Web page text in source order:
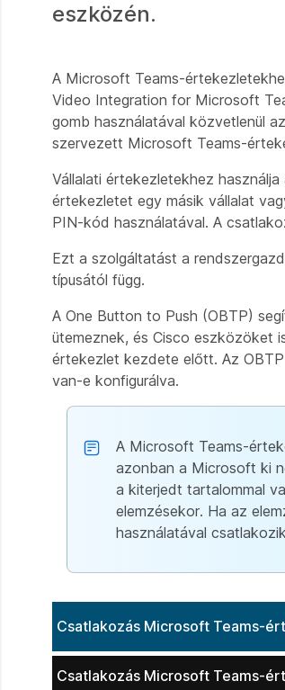
eszközén.
A Microsoft Teams-
Video Integration for Microsoft
gomb használatával közvetlenül
szervezett Microsoft Teams-
Vállalati értekezletekhez
értekezletet egy másik vállalat
PIN-kód használatával. A
Ezt a szolgáltatást a
típusától függ.
A One Button to Push (OBTP)
ütemeznek, és Cisco eszközöket
értekezlet kezdete előtt. Az
van-e konfigurálva.
A Microsoft Teams-
azonban a Microsoft ki
a kiterjedt tartalommal
elemzésekor. Ha az
használatával
Csatlakozás Microsoft Teams-
Csatlakozás Microsoft Teams-